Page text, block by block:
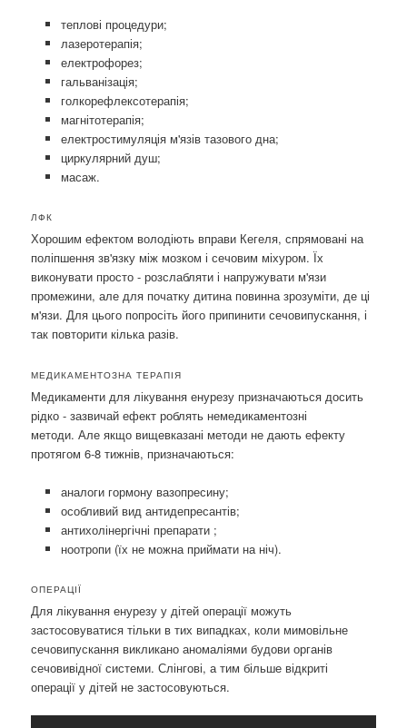
теплові процедури;
лазеротерапія;
електрофорез;
гальванізація;
голкорефлексотерапія;
магнітотерапія;
електростимуляція м'язів тазового дна;
циркулярний душ;
масаж.
ЛФК
Хорошим ефектом володіють вправи Кегеля, спрямовані на
поліпшення зв'язку між мозком і сечовим міхуром. Їх
виконувати просто - розслабляти і напружувати м'язи
промежини, але для початку дитина повинна зрозуміти, де ці
м'язи. Для цього попросіть його припинити сечовипускання, і
так повторити кілька разів.
МЕДИКАМЕНТОЗНА ТЕРАПІЯ
Медикаменти для лікування енурезу призначаються досить
рідко - зазвичай ефект роблять немедикаментозні
методи. Але якщо вищевказані методи не дають ефекту
протягом 6-8 тижнів, призначаються:
аналоги гормону вазопресину;
особливий вид антидепресантів;
антихолінергічні препарати ;
ноотропи (їх не можна приймати на ніч).
ОПЕРАЦІЇ
Для лікування енурезу у дітей операції можуть
застосовуватися тільки в тих випадках, коли мимовільне
сечовипускання викликано аномаліями будови органів
сечовивідної системи. Слінгові, а тим більше відкриті
операції у дітей не застосовуються.